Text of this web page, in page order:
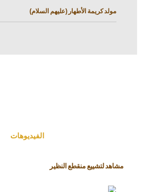
مولد كريمة الأطهار (عليهم السلام)
الفیدیوهات
مشاهد لتشييع منقطع النظير